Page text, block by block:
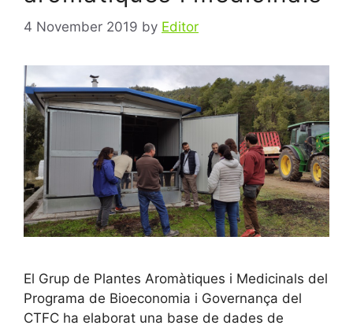
4 November 2019 by Editor
El Grup de Plantes Aromàtiques i Medicinals del
Programa de Bioeconomia i Governança del
CTFC ha elaborat una base de dades de